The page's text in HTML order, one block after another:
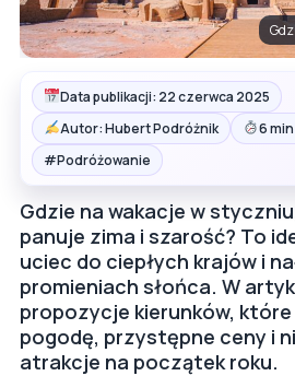
Data publikacji: 22 czerwca 2025
Autor: Hubert Podróżnik
6
#Podróżowanie
Gdzie na wakacje w
panuje zima i szarość? To
uciec do ciepłych krajów i
promieniach słońca. W
propozycje kierunków,
pogodę, przystępne ceny i
atrakcje na początek roku.